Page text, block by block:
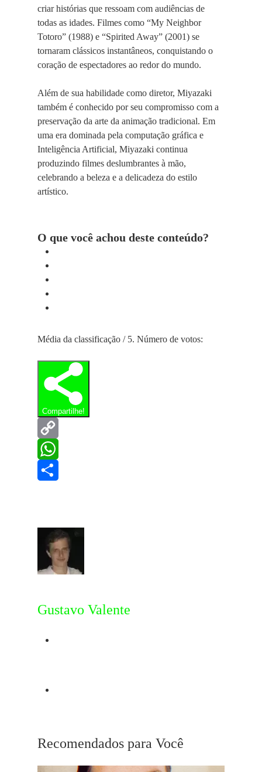
criar histórias que ressoam com audiências de
todas as idades. Filmes como “My Neighbor
Totoro” (1988) e “Spirited Away” (2001) se
tornaram clássicos instantâneos, conquistando o
coração de espectadores ao redor do mundo.
Além de sua habilidade como diretor, Miyazaki
também é conhecido por seu compromisso com a
preservação da arte da animação tradicional. Em
uma era dominada pela computação gráfica e
Inteligência Artificial, Miyazaki continua
produzindo filmes deslumbrantes à mão,
celebrando a beleza e a delicadeza do estilo
artístico.
O que você achou deste conteúdo?
Média da classificação / 5. Número de votos:
Compartilhe!
Copy
Link
WhatsApp
Gustavo Valente
Recomendados para Você